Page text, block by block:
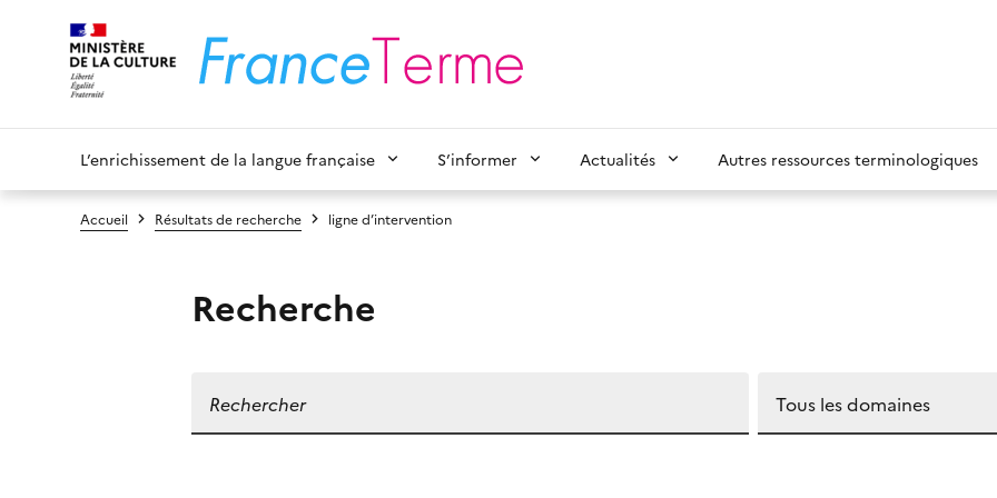
L’enrichissement de la langue française S’informer Actualités Autres ressources terminologiques
Accueil Résultats de recherche ligne d’intervention
Recherche